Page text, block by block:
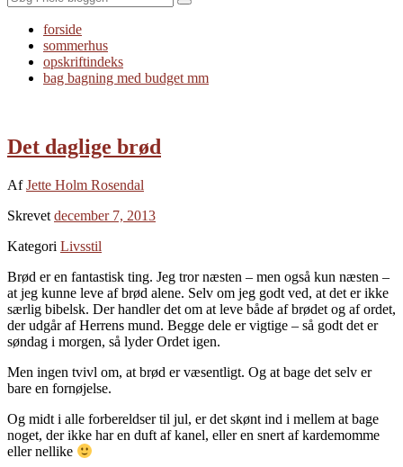
Search
forside
sommerhus
opskriftindeks
bag bagning med budget mm
Det daglige brød
AfJette Holm Rosendal
Skrevet december 7, 2013
Kategori Livsstil
Brød er en fantastisk ting. Jeg tror næsten – men også kun næsten –
at jeg kunne leve af brød alene. Selv om jeg godt ved, at det er ikke
særlig bibelsk. Der handler det om at leve både af brødet og af ordet,
der udgår af Herrens mund. Begge dele er vigtige – så godt det er
søndag i morgen, så lyder Ordet igen.
Men ingen tvivl om, at brød er væsentligt. Og at bage det selv er
bare en fornøjelse.
Og midt i alle forbereldser til jul, er det skønt ind i mellem at bage
noget, der ikke har en duft af kanel, eller en snert af kardemomme
eller nellike